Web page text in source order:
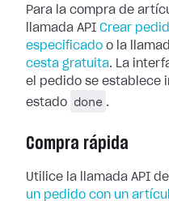
Para la compra de
llamada API Crear
especificado o la
cesta gratuita. La
el pedido se establece
estado
done .
Compra rápida
Utilice la llamada API
un pedido con un